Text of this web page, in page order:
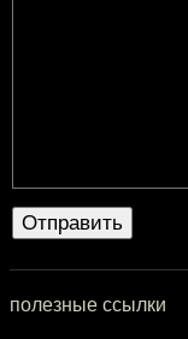
полезные ссылки